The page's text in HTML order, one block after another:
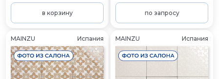
в корзину по запросу
MAINZU Испания MAINZU Испания